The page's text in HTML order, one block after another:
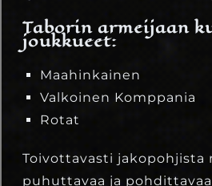
Taborin armeijaan
joukkueet:
Maahinkainen
Valkoinen Komppania
Rotat
Toivottavasti jakopohjista
puhuttavaa ja